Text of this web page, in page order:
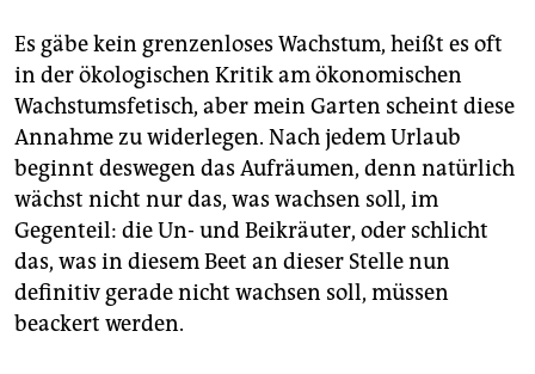
Es gäbe kein grenzenloses Wachstum, heißt es oft
in der ökologischen Kritik am ökonomischen
Wachstumsfetisch, aber mein Garten scheint diese
Annahme zu widerlegen. Nach jedem Urlaub
beginnt deswegen das Aufräumen, denn natürlich
wächst nicht nur das, was wachsen soll, im
Gegenteil: die Un- und Beikräuter, oder schlicht
das, was in diesem Beet an dieser Stelle nun
definitiv gerade nicht wachsen soll, müssen
beackert werden.